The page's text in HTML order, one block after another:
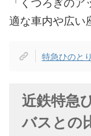
適な車内や広い
特急ひのと
近鉄特急
バスとの